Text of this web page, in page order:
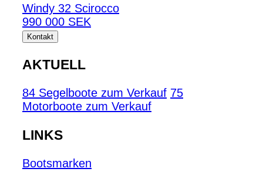
Windy 32 Scirocco
990 000 SEK
Kontakt
AKTUELL
84 Segelboote zum Verkauf 75
Motorboote zum Verkauf
LINKS
Bootsmarken